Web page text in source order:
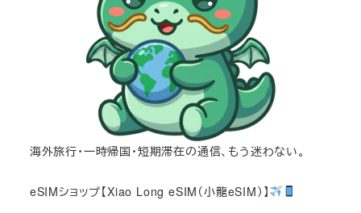
海外旅行・一時帰国・短期滞在の通信、もう迷わない。
eSIMショップ【Xiao Long eSIM（小龍eSIM）】